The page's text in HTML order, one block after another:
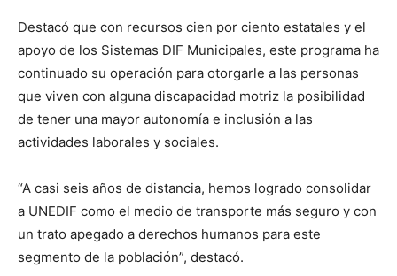
Destacó que con recursos cien por ciento estatales y el
apoyo de los Sistemas DIF Municipales, este programa ha
continuado su operación para otorgarle a las personas
que viven con alguna discapacidad motriz la posibilidad
de tener una mayor autonomía e inclusión a las
actividades laborales y sociales.
“A casi seis años de distancia, hemos logrado consolidar
a UNEDIF como el medio de transporte más seguro y con
un trato apegado a derechos humanos para este
segmento de la población”, destacó.